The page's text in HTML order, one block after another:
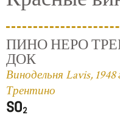
ПИНО НЕРО
ДОК
Винодельня Lavis, 1948
Трентино